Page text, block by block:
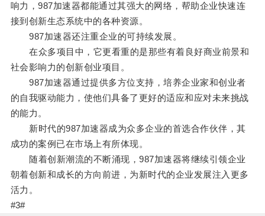
响力，987加速器都能通过其强大的网络，帮助企业快速连
接到创新生态系统中的各种资源。
987加速器还注重企业的可持续发展。
在众多项目中，它更看重的是那些有着良好商业前景和
社会影响力的创新创业项目。
987加速器通过提供多方位支持，培养企业家和创业者
的自我驱动能力，使他们具备了更好的适应和应对未来挑战
的能力。
新时代的987加速器成为众多企业的首选合作伙伴，其
成功的案例已在市场上有所体现。
随着创新潮流的不断涌现，987加速器将继续引领企业
朝着创新和成长的方向前进，为新时代的企业发展注入更多
活力。
#3#